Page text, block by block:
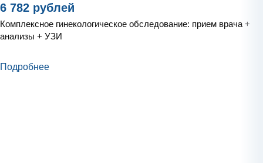
6 782 рублей
Комплексное гинекологическое обследование: прием врача +
анализы + УЗИ
Подробнее